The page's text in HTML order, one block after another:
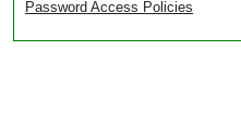
Password Access Policies